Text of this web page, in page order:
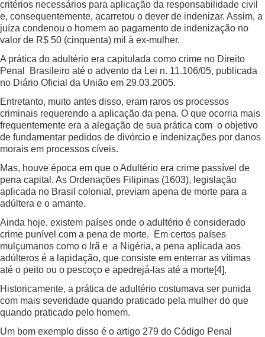
critérios necessários para aplicação da responsabilidade civil
e, consequentemente, acarretou o dever de indenizar. Assim, a
juíza condenou o homem ao pagamento de indenização no
valor de R$ 50 (cinquenta) mil à ex-mulher.
A prática do adultério era capitulada como crime no Direito
Penal Brasileiro até o advento da Lei n. 11.106/05, publicada
no Diário Oficial da União em 29.03.2005.
Entretanto, muito antes disso, eram raros os processos
criminais requerendo a aplicação da pena. O que ocorria mais
frequentemente era a alegação de sua prática com o objetivo
de fundamentar pedidos de divórcio e indenizações por danos
morais em processos cíveis.
Mas, houve época em que o Adultério era crime passível de
pena capital. As Ordenações Filipinas (1603), legislação
aplicada no Brasil colonial, previam apena de morte para a
adúltera e o amante.
Ainda hoje, existem países onde o adultério é considerado
crime punível com a pena de morte. Em certos países
mulçumanos como o Irã e a Nigéria, a pena aplicada aos
adúlteros é a lapidação, que consiste em enterrar as vítimas
até o peito ou o pescoço e apedrejá-las até a morte[4].
Historicamente, a prática de adultério costumava ser punida
com mais severidade quando praticado pela mulher do que
quando praticado pelo homem.
Um bom exemplo disso é o artigo 279 do Código Penal